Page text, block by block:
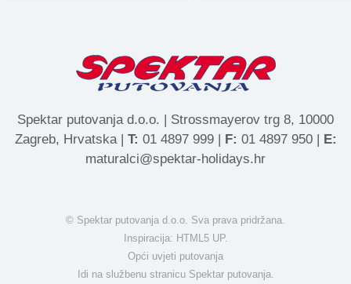
Spektar putovanja d.o.o. | Strossmayerov trg 8, 10000
Zagreb, Hrvatska | T: 01 4897 999 | F: 01 4897 950 |
E:
maturalci@spektar-holidays.hr
© Spektar putovanja d.o.o. Sva prava pridržana.
Inspiracija: HTML5 UP.
Opći uvjeti putovanja
Idi na službenu stranicu Spektar putovanja.